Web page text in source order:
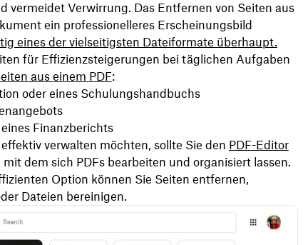
vermeidet Verwirrung. Das Entfernen von Seiten aus
ein professionelleres Erscheinungsbild
eines der vielseitigsten Dateiformate überhaupt.
für Effizienzsteigerungen bei täglichen Aufgaben
aus einem PDF:
oder eines Schulungshandbuchs
Finanzberichts
verwalten möchten, sollte Sie den PDF-Editor
dem sich PDFs bearbeiten und organisiert lassen.
Option können Sie Seiten entfernen,
Dateien bereinigen.